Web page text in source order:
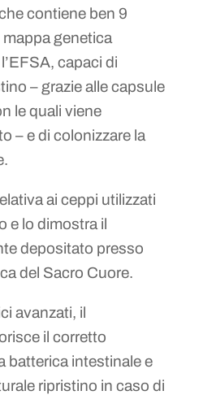
contiene ben 9
genetica
capaci di
– grazie alle capsule
le quali viene
– e di colonizzare la
ai ceppi utilizzati
e lo dimostra il
depositato presso
del Sacro Cuore.
avanzati, il
il corretto
batterica intestinale e
ripristino in caso di